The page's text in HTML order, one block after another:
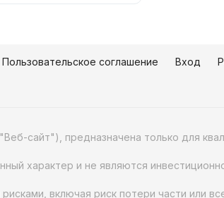
Пользовательское соглашение Вход
сайт"), предназначена только для
характер и не являются
включая риск потери части или